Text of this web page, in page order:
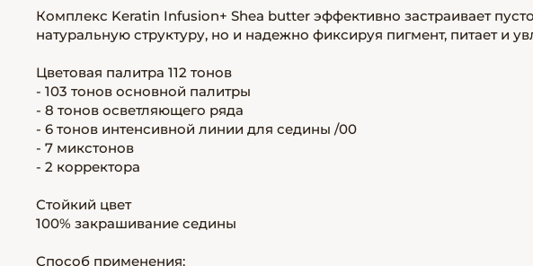
Комплекс Keratin Infusion+ Shea butter эффективно застраивает
натуральную структуру, но и надежно фиксируя пигмент, питает и
Цветовая палитра 112 тонов
- 103 тонов основной палитры
- 8 тонов осветляющего ряда
- 6 тонов интенсивной линии для седины /00
- 7 микстонов
- 2 корректора
Стойкий цвет
100% закрашивание седины
Способ применения: